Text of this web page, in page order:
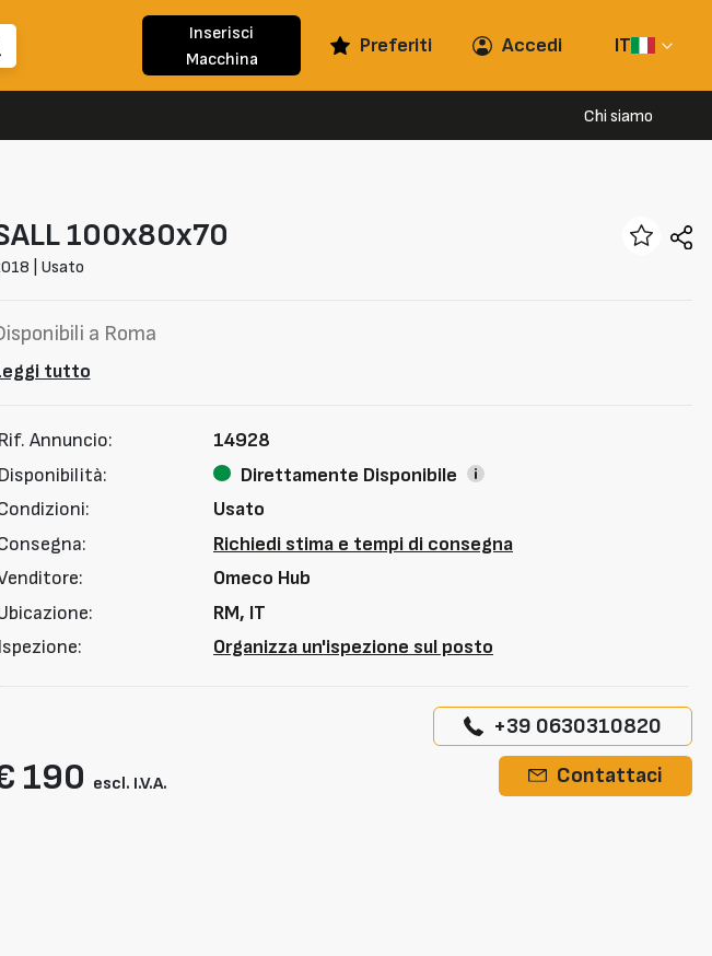
Inserisci
Macchina
Preferiti Accedi IT
Chi siamo
100x80x70
| Usato
a Roma
tutto
Rif. Annuncio:
14928
Disponibilità:
Direttamente Disponibile
Usato
Richiedi stima e tempi di consegna
Omeco Hub
RM, IT
Ispezione:
Organizza un'ispezione sul posto
190 escl. I.V.A.
+39 0630310820
Contattaci